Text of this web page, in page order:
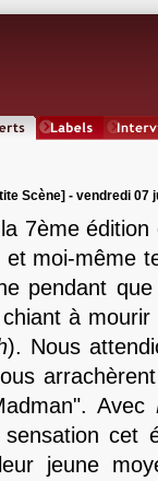
Scène] - vendredi 07
7ème
moi-même
pendant
à
). Nous
Avec
cet
jeune